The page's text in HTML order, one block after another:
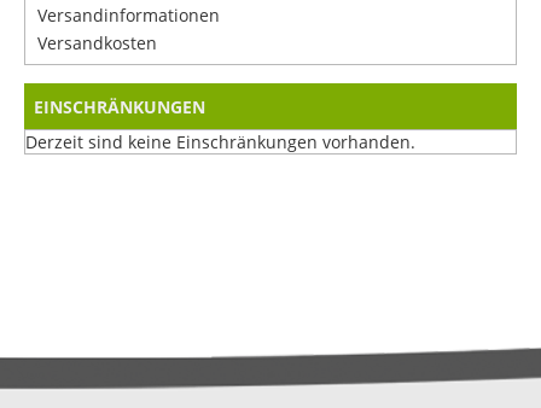
Versandinformationen
Versandkosten
EINSCHRÄNKUNGEN
Derzeit sind keine Einschränkungen vorhanden.